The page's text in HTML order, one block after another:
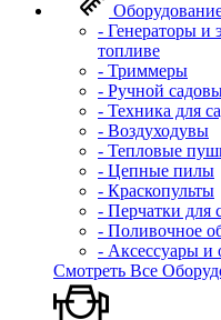
- Генераторы и
топливе
- Триммеры
- Ручной
- Техника для
- Воздуходувы
- Тепловые
- Цепные пилы
- Краскопульты
- Перчатки для
- Поливочное
- Аксессуары и
Смотреть Все